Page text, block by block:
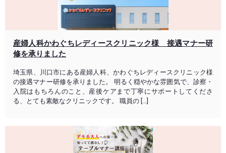
産婦人科かわぐちレディースクリニック様 接遇マナー研
修を承りました
埼玉県、川口市にある産婦人科、かわぐちレディースクリニック様
の接遇マナー研修を承りました。 明るく穏やかな雰囲気で、診察・
入院はもちろんのこと、産後ケアまで丁寧にサポートしてくださ
る、とても素敵なクリニックです。 職員の […]